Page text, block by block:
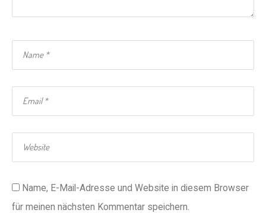
Name, E-Mail-Adresse und Website in diesem Browser
für meinen nächsten Kommentar speichern.